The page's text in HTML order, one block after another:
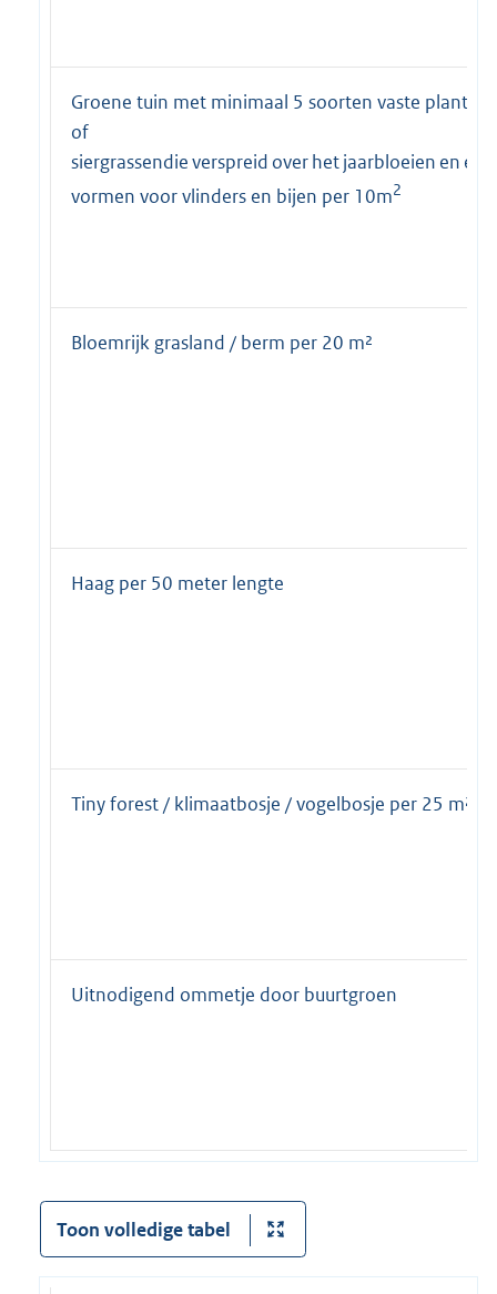
Groene tuin met minimaal 5 soorten vaste planten
of
siergrassendie verspreid over het jaarbloeien en
vormen voor vlinders en bijen per 10m2
Bloemrijk grasland / berm per 20 m²
Haag per 50 meter lengte
Tiny forest / klimaatbosje / vogelbosje per 25 m²
Uitnodigend ommetje door buurtgroen
Toon volledige tabel